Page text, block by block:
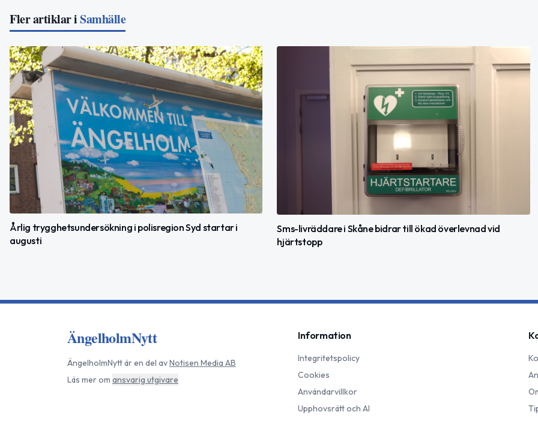
Fler artiklar iSamhälle
Årlig trygghetsundersökning i polisregion Syd startar i
augusti
Sms-livräddare i Skåne bidrar till ökad överlevnad vid
hjärtstopp
ÄngelholmNytt
ÄngelholmNyttär en del avNotisen Media AB
Läs mer om ansvarig utgivare
Information
Integritetspolicy
Cookies
Användarvillkor
Upphovsrätt och AI